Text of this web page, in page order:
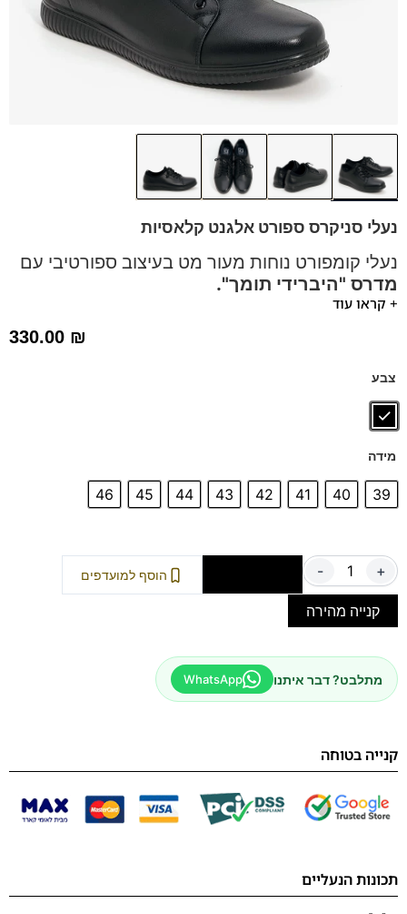
נעלי סניקרס ספורט אלגנט קלאסיות
נעלי קומפורט נוחות מעור מט בעיצוב ספורטיבי עם
מדרס "היברידי תומך".
לעמידה ממושכת.
דגם זה מגיע גם במידה 47 לחץ כאן
נעלים נוחות במיוחד – מקולקציית ה
הנעליים עשויות עור רך ואיכותי
+ קראו עוד
330.00 ₪
צבע
מידה
39
40
41
42
43
44
45
46
- + הוסף למועדפים
קנייה מהירה
מתלבט? דבר איתנו WhatsApp
קנייה בטוחה
תכונות הנעליים